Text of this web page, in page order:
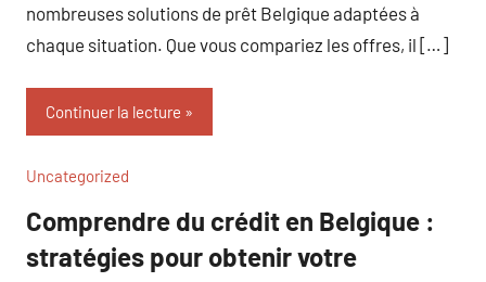
nombreuses solutions de prêt Belgique adaptées à
chaque situation. Que vous compariez les offres, il […]
Continuer la lecture
Uncategorized
Comprendre du crédit en Belgique :
stratégies pour obtenir votre